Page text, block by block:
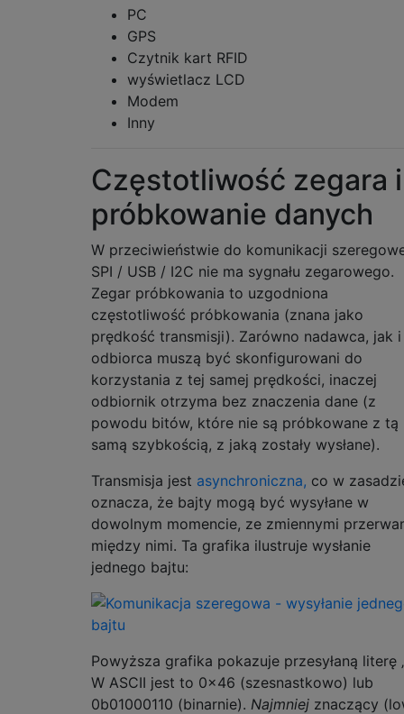
PC
GPS
Czytnik kart RFID
wyświetlacz LCD
Modem
Inny
Częstotliwość zegara i
próbkowanie danych
W przeciwieństwie do komunikacji
SPI / USB / I2C nie ma sygnału zegarowego.
Zegar próbkowania to uzgodniona
częstotliwość próbkowania (znana jako
prędkość transmisji). Zarówno nadawca, jak i
odbiorca muszą być skonfigurowani do
korzystania z tej samej prędkości, inaczej
odbiornik otrzyma bez znaczenia dane (z
powodu bitów, które nie są próbkowane z tą
samą szybkością, z jaką zostały wysłane).
Transmisja jest asynchroniczna, co w
oznacza, że ​​bajty mogą być wysyłane w
dowolnym momencie, ze zmiennymi
między nimi. Ta grafika ilustruje wysłanie
jednego bajtu:
Powyższa grafika pokazuje przesyłaną literę
W ASCII jest to 0x46 (szesnastkowo) lub
0b01000110 (binarnie). Najmniej znaczący